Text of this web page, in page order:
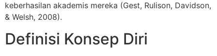
keberhasilan akademis mereka (Gest, Rulison, Davidson,
& Welsh, 2008).
Definisi Konsep Diri